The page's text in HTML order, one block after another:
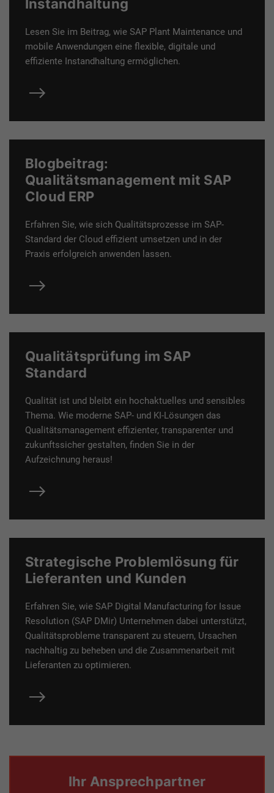
Instandhaltung
Lesen Sie im Beitrag, wie SAP Plant Maintenance und
mobile Anwendungen eine flexible, digitale und
effiziente Instandhaltung ermöglichen.
Blogbeitrag:
Qualitätsmanagement mit SAP
Cloud ERP
Erfahren Sie, wie sich Qualitätsprozesse im SAP-
Standard der Cloud effizient umsetzen und in der
Praxis erfolgreich anwenden lassen.
Qualitätsprüfung im SAP
Standard
Qualität ist und bleibt ein hochaktuelles und sensibles
Thema. Wie moderne SAP- und KI-Lösungen das
Qualitätsmanagement effizienter, transparenter und
zukunftssicher gestalten, finden Sie in der
Aufzeichnung heraus!
Strategische Problemlösung für
Lieferanten und Kunden
Erfahren Sie, wie SAP Digital Manufacturing for Issue
Resolution (SAP DMir) Unternehmen dabei unterstützt,
Qualitätsprobleme transparent zu steuern, Ursachen
nachhaltig zu beheben und die Zusammenarbeit mit
Lieferanten zu optimieren.
Ihr Ansprechpartner